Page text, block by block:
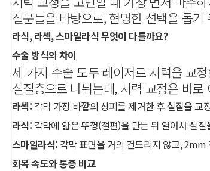
질문들을 바탕으로, 현명한 선택을 돕
라식, 라섹, 스마일라식 무엇이 다를까요?
수술 방식의 차이
세 가지 수술 모두 레이저로 시력을 교
실질층으로 나뉘는데, 시력 교정은 바
라섹: 각막 가장 바깥의 상피를 제거한 후 실질을
라식: 각막에 얇은 뚜껑(절편)을 만든 뒤 열어서 실
스마일라식: 각막 표면을 거의 건드리지 않고,
회복 속도와 통증 비교